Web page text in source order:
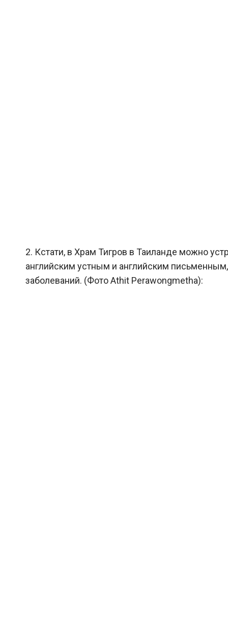
2. Кстати, в Храм Тигров в Таиланде можно
английским устным и английским письменным,
заболеваний. (Фото Athit Perawongmetha):